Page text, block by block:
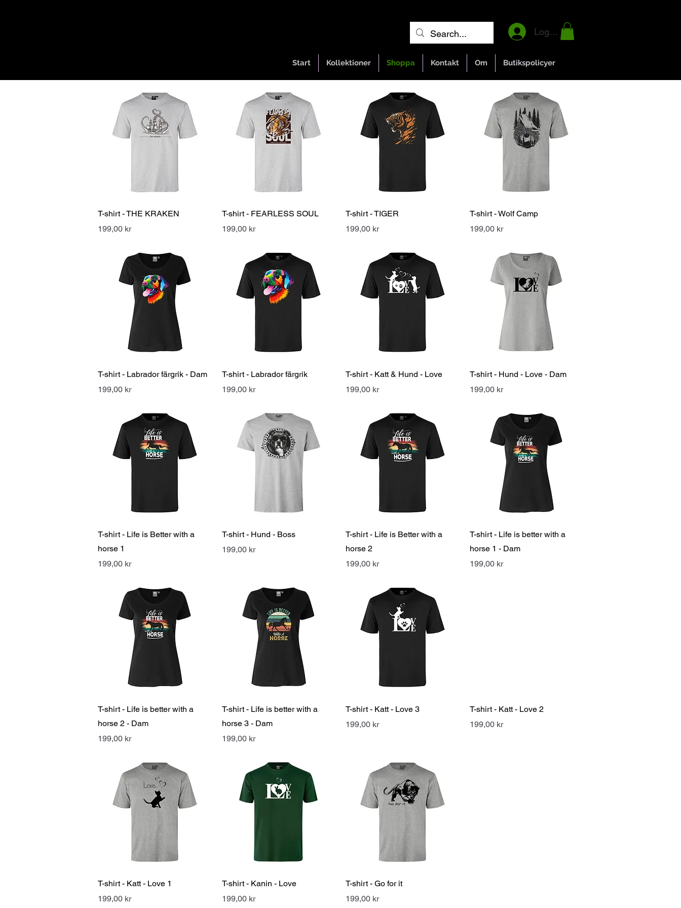
Logga in
Start Kollektioner Shoppa Kontakt Om Butikspolicyer
Snabbvisning
T-shirt - THE KRAKEN
Pris
199,00 kr
Snabbvisning
T-shirt - FEARLESS SOUL
Pris
199,00 kr
Snabbvisning
T-shirt - TIGER
Pris
199,00 kr
Snabbvisning
T-shirt - Wolf Camp
Pris
199,00 kr
Snabbvisning
T-shirt - Labrador färgrik - Dam
Pris
199,00 kr
Snabbvisning
T-shirt - Labrador färgrik
Pris
199,00 kr
Snabbvisning
T-shirt - Katt & Hund - Love
Pris
199,00 kr
Snabbvisning
T-shirt - Hund - Love - Dam
Pris
199,00 kr
Snabbvisning
T-shirt - Life is Better with a
horse 1
Pris
199,00 kr
Snabbvisning
T-shirt - Hund - Boss
Pris
199,00 kr
Snabbvisning
T-shirt - Life is Better with a
horse 2
Pris
199,00 kr
Snabbvisning
T-shirt - Life is better with a
horse 1 - Dam
Pris
199,00 kr
Snabbvisning
T-shirt - Life is better with a
horse 2 - Dam
Pris
199,00 kr
Snabbvisning
T-shirt - Life is better with a
horse 3 - Dam
Pris
199,00 kr
Snabbvisning
T-shirt - Katt - Love 3
Pris
199,00 kr
Snabbvisning
T-shirt - Katt - Love 2
Pris
199,00 kr
Snabbvisning
T-shirt - Katt - Love 1
Pris
199,00 kr
Snabbvisning
T-shirt - Kanin - Love
Pris
199,00 kr
Snabbvisning
T-shirt - Go for it
Pris
199,00 kr